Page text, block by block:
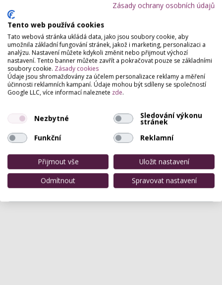
Svatební líčení
Solária
Klasické solárium,Prodej opalovací kosmetiky
Estetická dermatologie
Aplikace výplňových materiálů,Léčba akné
Fitness centra
Pro přidání hodnocení sepřihlašte.
Zatím zde není žádné hodnocení.
Zásady ochrany osobních údajů
Tento web používá cookies
Tato webová stránka ukládá data, jako jsou soubory cookie, aby
umožnila základní fungování stránek, jakož i marketing, personalizaci a
analýzu. Nastavení můžete kdykoli změnit nebo přijmout výchozí
nastavení. Tento banner můžete zavřít a pokračovat pouze se základními
soubory cookie. Zásady cookies
Údaje jsou shromažďovány za účelem personalizace reklamy a měření
účinnosti reklamních kampaní. Údaje mohou být sdíleny se společností
Google LLC, více informací naleznete zde.
Nezbytné Sledování výkonu
stránek
Funkční
Reklamní
Přijmout vše
Uložit nastavení
Odmítnout
Spravovat nastavení